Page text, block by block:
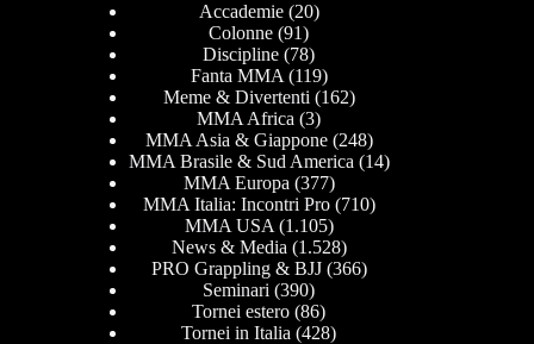
Accademie(20)
Colonne (91)
Discipline (78)
Fanta MMA (119)
Meme & Divertenti (162)
MMA Africa (3)
MMA Asia & Giappone(248)
MMA Brasile & Sud America (14)
MMA Europa (377)
MMA Italia: Incontri Pro(710)
MMA USA (1.105)
News & Media (1.528)
PRO Grappling & BJJ(366)
Seminari (390)
Tornei estero (86)
Tornei in Italia (428)